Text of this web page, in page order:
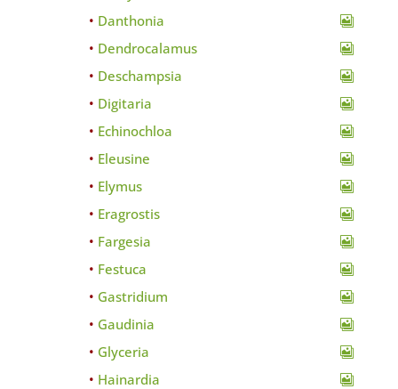
Danthonia
Dendrocalamus
Deschampsia
Digitaria
Echinochloa
Eleusine
Elymus
Eragrostis
Fargesia
Festuca
Gastridium
Gaudinia
Glyceria
Hainardia